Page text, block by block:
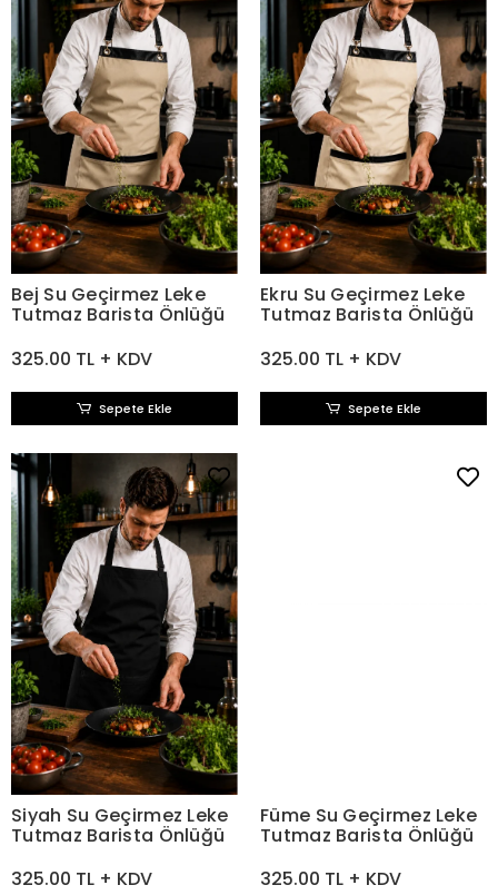
Bej Su Geçirmez Leke
Tutmaz Barista Önlüğü
325.00 TL + KDV
Sepete Ekle
Ekru Su Geçirmez Leke
Tutmaz Barista Önlüğü
325.00 TL + KDV
Sepete Ekle
Siyah Su Geçirmez Leke
Tutmaz Barista Önlüğü
325.00 TL + KDV
Füme Su Geçirmez Leke
Tutmaz Barista Önlüğü
325.00 TL + KDV